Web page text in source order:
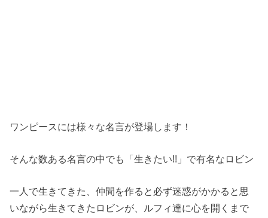
ワンピースには様々な名言が登場します！
そんな数ある名言の中でも「生きたい!!」で有名なロビン
一人で生きてきた、仲間を作ると必ず迷惑がかかると思
いながら生きてきたロビンが、ルフィ達に心を開くまで